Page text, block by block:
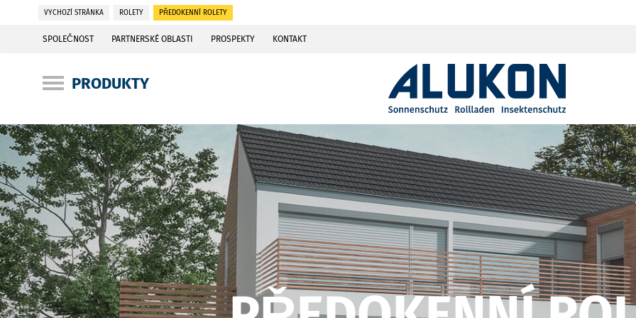
VYCHOZÍ STRÁNKA ROLETY PŘEDOKENNÍ ROLETY
SPOLEČNOST PARTNERSKÉ OBLASTI PROSPEKTY KONTAKT
PRODUKTY